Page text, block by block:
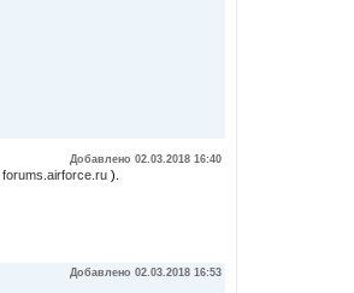
Добавлено 02.03.2018 16:40
forums.airforce.ru ).
Добавлено 02.03.2018 16:53